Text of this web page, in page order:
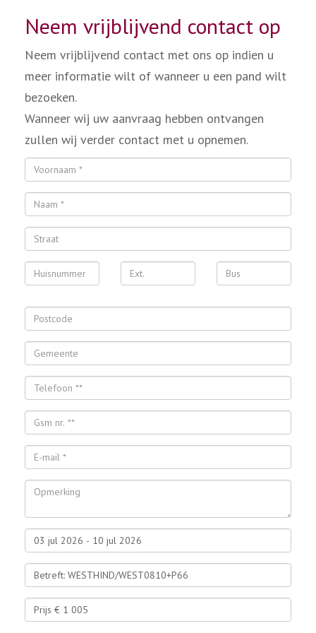
Neem vrijblijvend contact op
Neem vrijblijvend contact met ons op indien u
meer informatie wilt of wanneer u een pand wilt
bezoeken.
Wanneer wij uw aanvraag hebben ontvangen
zullen wij verder contact met u opnemen.